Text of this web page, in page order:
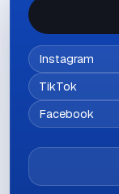
Instagram
TikTok
Facebook